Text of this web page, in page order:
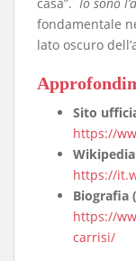
fondamentale
lato oscuro
Sito
https://
https://
Biografia
https://
carrisi/